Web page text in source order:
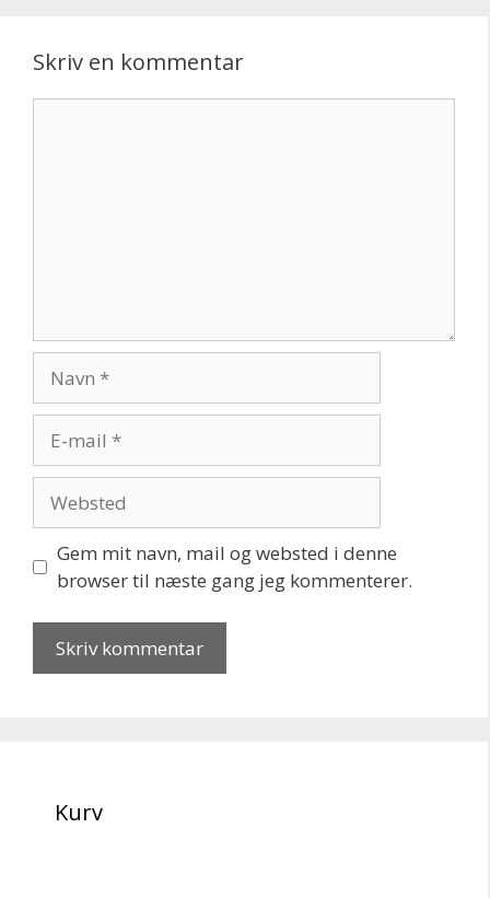
Skriv en kommentar
mail
Gem mit navn, mail og websted i denne
browser til næste gang jeg kommenterer.
Kurv